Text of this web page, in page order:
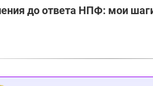
до ответа НПФ: мои